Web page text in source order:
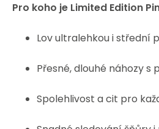
Pro koho je Limited Edition
Lov ultralehkou i střední
Přesné, dlouhé náhozy
Spolehlivost a cit pro